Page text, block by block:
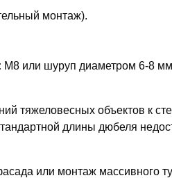
монтаж).
M8 или шуруп диаметром 6-8
тяжеловесных объектов к
длины дюбеля
или монтаж массивного